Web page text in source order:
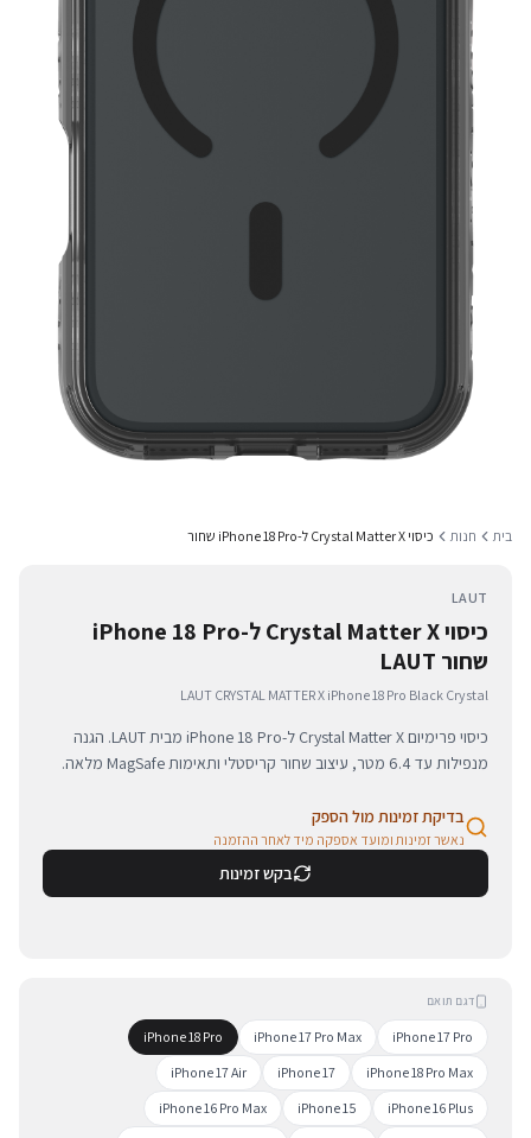
בית חנות כיסוי Crystal Matter X ל-iPhone 18 Pro שחור
LAUT
כיסוי Crystal Matter X ל-iPhone 18 Pro
שחור LAUT
LAUT CRYSTAL MATTER X iPhone 18 Pro Black Crystal
כיסוי פרימיום Crystal Matter X ל-iPhone 18 Pro מבית LAUT. הגנה
מנפילות עד 6.4 מטר, עיצוב שחור קריסטלי ותאימות MagSafe מלאה.
בדיקת זמינות מול הספק
נאשר זמינות ומועד אספקה מיד לאחר ההזמנה
בקש זמינות
דגם תואם
iPhone 17 Pro
iPhone 17 Pro Max
iPhone 18 Pro
iPhone 18 Pro Max
iPhone 17
iPhone 17 Air
iPhone 16 Plus
iPhone 15
iPhone 16 Pro Max